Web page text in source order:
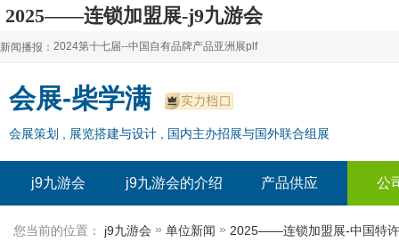
2025——连锁加盟展-j9九游会
新闻播报：
2024上海自有品牌展--百货展|食品展 零售展|oem展
2024全球自有--品牌产品亚洲展（plf）
2024上海自有品牌展--2024上海oem 贴牌代加工展
2024第十七届--中国自有品牌产品亚洲展plf
2024全球自有--品牌产品亚洲展（plf）
2024年上海--第17届自有品牌展
会展-柴学满
会展策划 , 展览搭建与设计 , 国内主办招展与国外联合组展
j9九游会 j9九游会的介绍 产品供应 公
您当前的位置： j9九游会 » 单位新闻 » 2025——连锁加盟展-中国特